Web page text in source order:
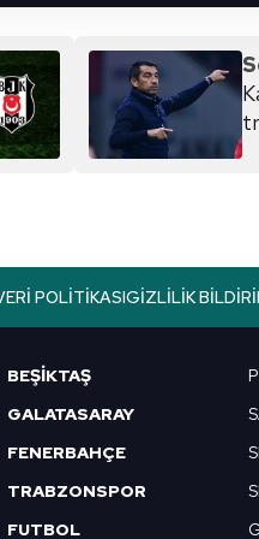
çerezler, sitemizin daha
yer alan panel
Metnimizi ziyaret
POLITIKASIGIZLILIK
BEŞİKTAŞ
GALATASARAY
FENERBAHÇE
TRABZONSPOR
FUTBOL